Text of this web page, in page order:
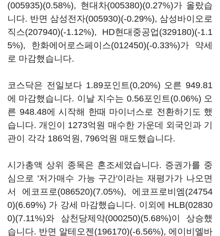
(005935)(0.58%), 현대차(005380)(0.27%)가 올랐습
니다. 반면 삼성전자(005930)(-0.29%), 삼성바이오로
직스(207940)(-1.12%), HD현대중공업(329180)(-1.1
5%), 한화에어로스페이스(012450)(-0.33%)가 약세
로 마감했습니다.
코스닥은 전일보다 1.89포인트(0,20%) 오른 949.81
에 마감했습니다. 이날 지수는 0.56포인트(0.06%) 오
른 948.48에 시작해 한때 마이너스로 전환하기도 했
습니다. 개인이 1273억원 매수한 가운데 외국인과 기
관이 각각 186억원, 796억원 매도했습니다.
시가총액 상위 종목은 혼조세였습니다. 증권가를 중
심으로 '저가매수 가능 구간'이라는 재평가가 나오면
서 에코프로(086520)(7.05%), 에코프로비엠(24754
0)(6.69%) 가 강세 마감했습니다. 이외에 HLB(02830
0)(7.11%)와 삼천당제약(000250)(5.68%)이 상승했
습니다. 반면 알테오젠(196170)(-6.56%), 에이비엘바